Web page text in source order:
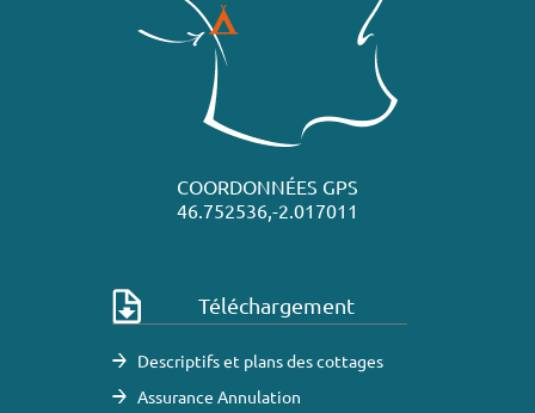
COORDONNÉES GPS
46.752536,-2.017011
Téléchargement
Descriptifs et plans des cottages
Assurance Annulation